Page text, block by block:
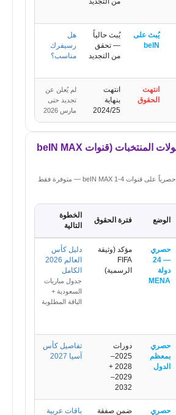
يُبث على
beIN
يُبث حالياً
— تحقق
من التجديد
هل
رسيفرك
مناسب؟
انتهت
الحقوق
انتهت
بنهاية
2024/25
لم يُعلن عن
تجديد حتى
مارس 2026
كرة القدم — بطولات المنتخبات (قنوات beIN MAX
بطولات المنتخبات تُنقل حصرياً على قنوات beIN MAX 1-4 — متوفرة فقط
الوضع فترة الحقوق
الخطوة
التالية
حصري
— 24
دولة
MENA
مؤكد (وثيقة
FIFA
الرسمية)
دليل كأس
العالم 2026
الكامل
جدول مباريات
السعودية +
الباقة المطلوبة
حصري
بمعظم
الدول
دورات
2025–
2028 +
2029–
2032
تفاصيل كأس
آسيا 2027
حصري ضمن صفقة باقات عربية